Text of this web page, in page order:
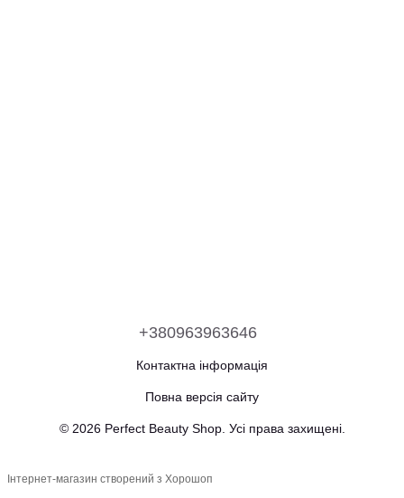
+380963963646
Контактна інформація
Повна версія сайту
© 2026 Perfect Beauty Shop. Усі права захищені.
Інтернет-магазин створений з Хорошоп